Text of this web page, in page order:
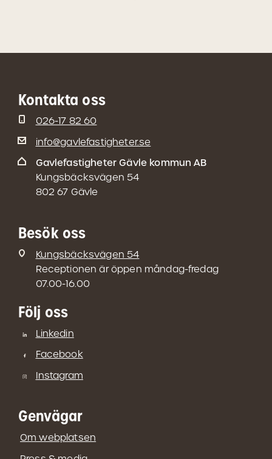
Kontakta oss
026-17 82 60
info@gavlefastigheter.se
Gavlefastigheter Gävle kommun AB
Kungsbäcksvägen 54
802 67 Gävle
Besök oss
Kungsbäcksvägen 54
Receptionen är öppen måndag-fredag
07.00-16.00
Följ oss
Linkedin
Facebook
Instagram
Genvägar
Om webplatsen